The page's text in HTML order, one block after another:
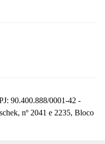
90.400.888/0001-42 -
nº 2041 e 2235, Bloco